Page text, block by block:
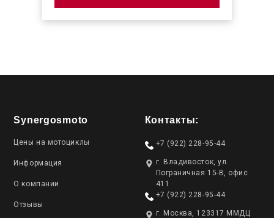
Synergosmoto
Цены на мотоциклы
Информация
О компании
Отзывы
Контакты:
+7 (922) 228-95-44
г. Владивосток, ул.
Пограничная 15-В, офис
411
+7 (922) 228-95-44
г. Москва, 123317 ММДЦ